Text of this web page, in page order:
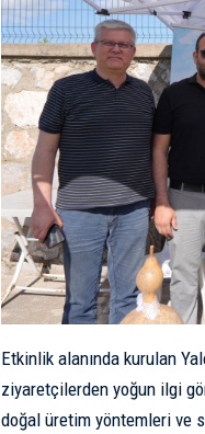
Etkinlik alanında kurulan
ziyaretçilerden yoğun ilgi
doğal üretim yöntemleri ve